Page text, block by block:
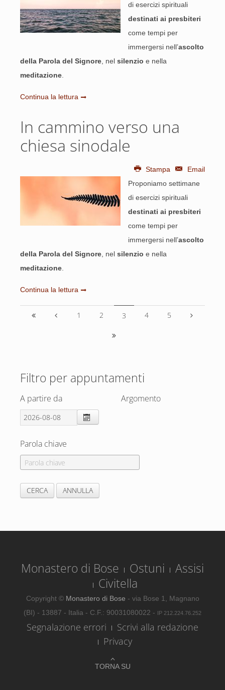
di esercizi spirituali
destinati ai presbiteri
come tempi per
immergersi nell’ascolto
della Parola del Signore , nel silenzio e nella
meditazione
Continua la lettura
In cammino verso una
chiesa sinodale
Stampa
Email
Proponiamo settimane
di esercizi spirituali
destinati ai presbiteri
come tempi per
immergersi nell’ascolto
della Parola del Signore , nel silenzio e nella
meditazione
Continua la lettura
1 2 3 4 5
Filtro per appuntamenti
A partire da Argomento
Parola chiave
TORNA SU
Monastero di Bose Ostuni
Assisi
Civitella
Copyright © Monastero di Bose - via Bose 1, Magnano
(BI) - 13887 - Italia - C.F.: 90031080022 - IP 212.224.76.252
Segnalazione errori
Scrivi alla redazione
Privacy